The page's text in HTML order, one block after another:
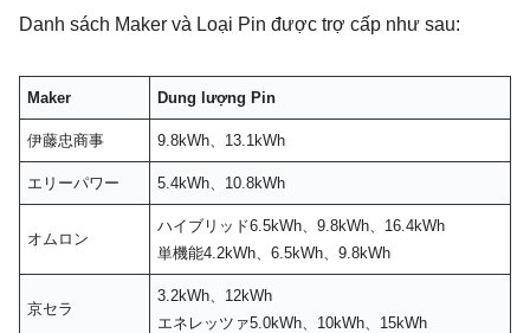
Danh sách Maker và Loại Pin được trợ cấp như sau:
Maker Dung lượng Pin
伊藤忠商事 9.8kWh、13.1kWh
エリーパワー 5.4kWh、10.8kWh
オムロン
ハイブリッド6.5kWh、9.8kWh、16.4kWh
単機能4.2kWh、6.5kWh、9.8kWh
京セラ
3.2kWh、12kWh
エネレッツァ5.0kWh、10kWh、15kWh